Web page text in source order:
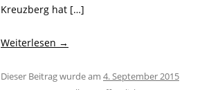
Kreuzberg hat […]
Weiterlesen →
Dieser Beitrag wurde am 4. September 2015